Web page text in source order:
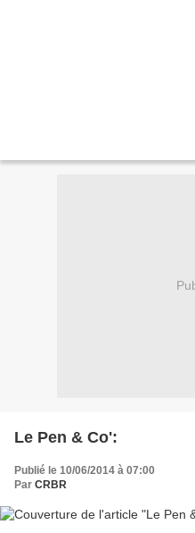
Le Pen & Co':
Publié le 10/06/2014 à 07:00
Par CRBR